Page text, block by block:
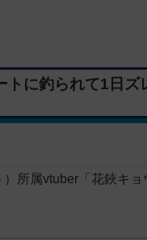
に釣られて1日ズ
所属vtuber「花鋏キ